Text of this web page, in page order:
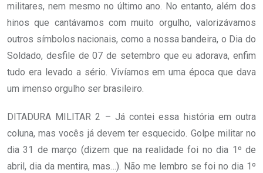
militares, nem mesmo no último ano. No entanto, além dos
hinos que cantávamos com muito orgulho, valorizávamos
outros símbolos nacionais, como a nossa bandeira, o Dia do
Soldado, desfile de 07 de setembro que eu adorava, enfim
tudo era levado a sério. Vivíamos em uma época que dava
um imenso orgulho ser brasileiro.
DITADURA MILITAR 2 – Já contei essa história em outra
coluna, mas vocês já devem ter esquecido. Golpe militar no
dia 31 de março (dizem que na realidade foi no dia 1º de
abril, dia da mentira, mas…). Não me lembro se foi no dia 1º